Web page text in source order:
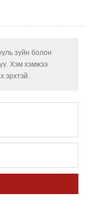
зүйн болон
Хэм хэмжээ
эрхтэй.